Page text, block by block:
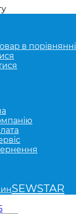
в порівнянні
SEWSTAR